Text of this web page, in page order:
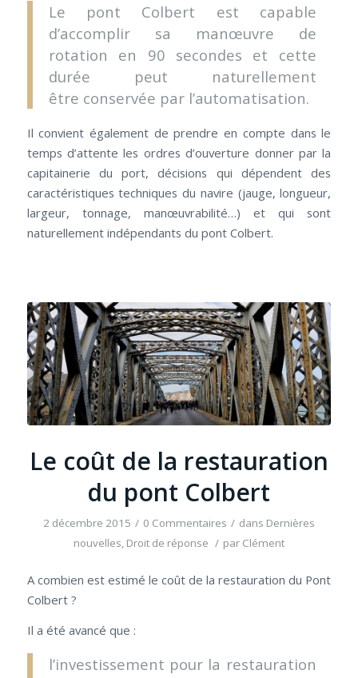
Le pont Colbert est capable
d’accomplir sa manœuvre de
rotation en 90 secondes et cette
durée peut naturellement
être conservée par l’automatisation.
Il convient également de prendre en compte dans le
temps d’attente les ordres d’ouverture donner par la
capitainerie du port, décisions qui dépendent des
caractéristiques techniques du navire (jauge, longueur,
largeur, tonnage, manœuvrabilité…) et qui sont
naturellement indépendants du pont Colbert.
Le coût de la restauration
du pont Colbert
2 décembre 2015 / 0 Commentaires / dans Dernières
nouvelles, Droit de réponse / par Clément
A combien est estimé le coût de la restauration du Pont
Colbert ?
Il a été avancé que :
l’investissement pour la restauration